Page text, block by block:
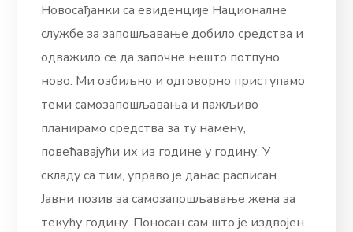
Новосађанки са евиденције Националне
службе за запошљавање добило средства и
одважило се да започне нешто потпуно
ново. Ми озбиљно и одговорно приступамо
теми самозапошљавања и пажљиво
планирамо средства за ту намену,
повећавајући их из године у годину. У
складу са тим, управо је данас расписан
Јавни позив за самозапошљавање жена за
текућу годину. Поносан сам што је издвојен